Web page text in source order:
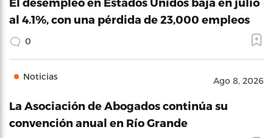
al 4.1%, con una pérdida de 23,000 empleos
0
Noticias Ago 8, 2026
La Asociación de Abogados continúa su
convención anual en Río Grande